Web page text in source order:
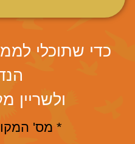
כדי שתוכלי
ולשריין
* מס'